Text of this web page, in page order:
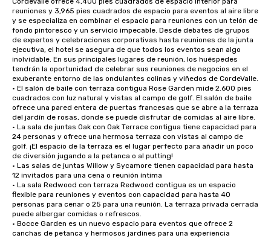
reuniones y 3,965 pies cuadrados de espacio para eventos al aire libre
y se especializa en combinar el espacio para reuniones con un telón de
fondo pintoresco y un servicio impecable. Desde debates de grupos
de expertos y celebraciones corporativas hasta reuniones de la junta
ejecutiva, el hotel se asegura de que todos los eventos sean algo
inolvidable. En sus principales lugares de reunión, los huéspedes
tendrán la oportunidad de celebrar sus reuniones de negocios en el
exuberante entorno de las ondulantes colinas y viñedos de CordeValle.
• El salón de baile con terraza contigua Rose Garden mide 2.600 pies
cuadrados con luz natural y vistas al campo de golf. El salón de baile
ofrece una pared entera de puertas francesas que se abre a la terraza
del jardín de rosas, donde se puede disfrutar de comidas al aire libre.
• La sala de juntas Oak con Oak Terrace contigua tiene capacidad para
24 personas y ofrece una hermosa terraza con vistas al campo de
golf. ¡El espacio de la terraza es el lugar perfecto para añadir un poco
de diversión jugando a la petanca o al putting!
• Las salas de juntas Willow y Sycamore tienen capacidad para hasta
12 invitados para una cena o reunión íntima
• La sala Redwood con terraza Redwood contigua es un espacio
flexible para reuniones y eventos con capacidad para hasta 40
personas para cenar o 25 para una reunión. La terraza privada cerrada
puede albergar comidas o refrescos.
• Bocce Garden es un nuevo espacio para eventos que ofrece 2
canchas de petanca y hermosos jardines para una experiencia